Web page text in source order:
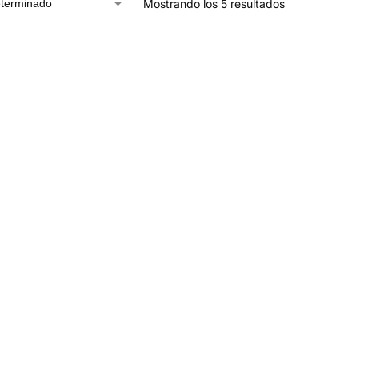
Mostrando los 5 resultados